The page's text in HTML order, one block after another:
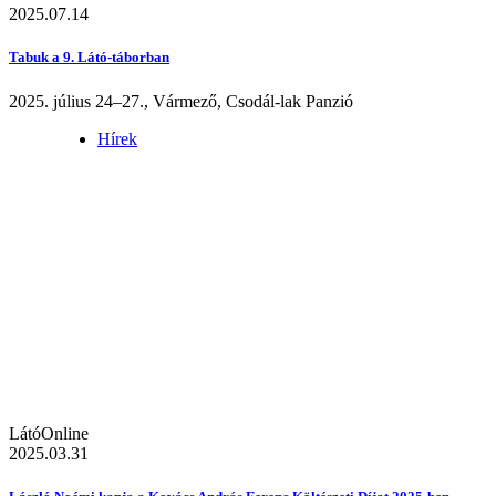
2025.07.14
Tabuk a 9. Látó-táborban
2025. július 24–27., Vármező, Csodál-lak Panzió
Hírek
LátóOnline
2025.03.31